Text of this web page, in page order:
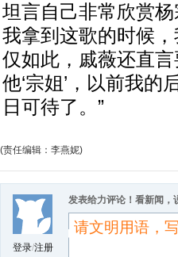
坦言自己非常欣赏
我拿到这歌的时候
仅如此，戚薇还直言
他‘宗姐’，以前我
日可待了。”
(责任编辑：李燕妮)
登录/注册
发表给力评论！看新闻，